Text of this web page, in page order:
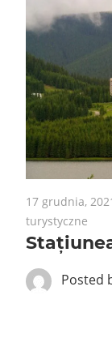
17 grudnia,
turystyczne
Posted